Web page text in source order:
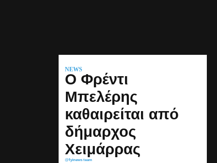
NEWS
Ο Φρέντι
Μπελέρης
καθαιρείται από
δήμαρχος
Χειμάρρας
@fyinews team